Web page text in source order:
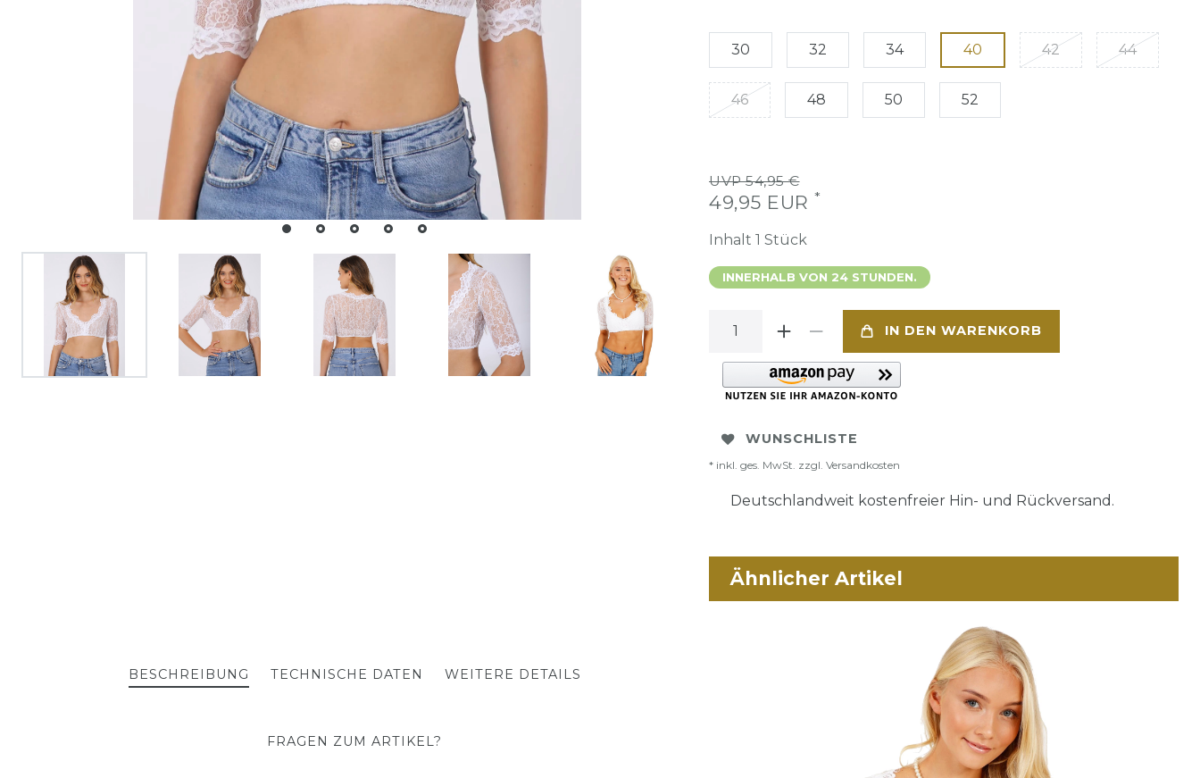
30 32 34 40 42 44
46 48 50 52
UVP 54,95 €
49,95 EUR *
Inhalt 1 Stück
INNERHALB VON 24 STUNDEN.
IN DEN WARENKORB
WUNSCHLISTE
* inkl. ges. MwSt. zzgl. Versandkosten
Deutschlandweit kostenfreier Hin- und Rückversand.
BESCHREIBUNG TECHNISCHE DATEN WEITERE DETAILS
FRAGEN ZUM ARTIKEL?
Ähnlicher Artikel